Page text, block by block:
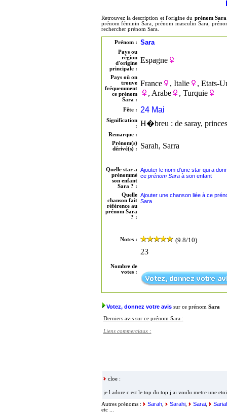
Retrouvez la description et l'origine du prénom Sara
prénom féminin Sara, prénom masculin Sara,
rechercher prénom Sara.
Prénom : Sara
Pays ou
région
d'origine
principale :
Espagne
Pays où on
trouve
fréquemment
ce prénom
Sara :
France , Italie
, Etats-
, Arabe
, Turquie
Fête : 24 Mai
Signification
:
H�breu : de saray,
Remarque :
Prénom(s)
dérivé(s) :
Sarah, Sarra
Quelle star a
prénommé
son enfant
Sara ? :
Ajouter le nom d'une star qui a
ce prénom Saraà son enfant
Quelle
chanson fait
référence au
prénom Sara
? :
Ajouter une chanson liée à ce
Sara
Notes : (9.8/10)
Nombre de
votes :
23
Votez, donnez votre avissur ce prénom Sara
Derniers avis sur ce prénom Sara :
Liens commerciaux :
cloe :
je l adore c est le top du top j ai voulu metre une
Autres prénoms : Sarah, Sarahi, Sarai,
etc ...